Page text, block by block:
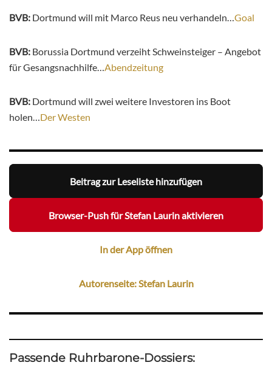
BVB: Dortmund will mit Marco Reus neu verhandeln…Goal
BVB: Borussia Dortmund verzeiht Schweinsteiger – Angebot
für Gesangsnachhilfe…Abendzeitung
BVB: Dortmund will zwei weitere Investoren ins Boot
holen…Der Westen
Beitrag zur Leseliste hinzufügen
Browser-Push für Stefan Laurin aktivieren
In der App öffnen
Autorenseite: Stefan Laurin
Passende Ruhrbarone-Dossiers: